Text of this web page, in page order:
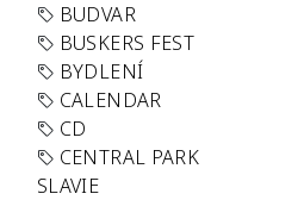
BUDVAR
BUSKERS FEST
BYDLENÍ
CALENDAR
CD
CENTRAL PARK
SLAVIE